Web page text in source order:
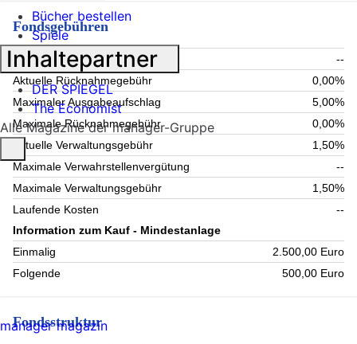
Fondsgebühren
Aktueller Ausgabeaufschlag
--
Aktuelle Rücknahmegebühr
0,00%
Maximaler Ausgabeaufschlag
5,00%
Maximale Rücknahmegebühr
0,00%
Aktuelle Verwaltungsgebühr
1,50%
Maximale Verwahrstellenvergütung
--
Maximale Verwaltungsgebühr
1,50%
Laufende Kosten
--
Information zum Kauf - Mindestanlage
Einmalig
2.500,00 Euro
Folgende
500,00 Euro
Fondsstruktur
Bücher bestellen
Spiele
Inhaltepartner
DER SPIEGEL
The Economist
Alle Magazine der manager-Gruppe
manager magazin